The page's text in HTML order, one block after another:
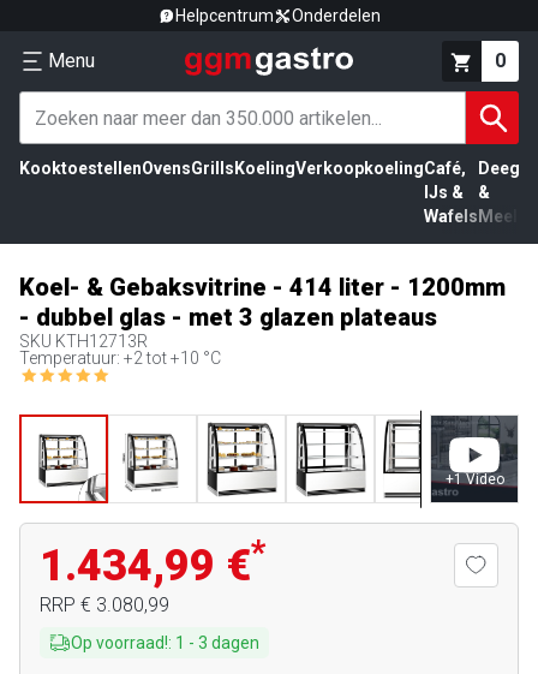
Helpcentrum Onderdelen
Menu 0
KooktoestellenOvensGrills KoelingVerkoopkoelingCafé,
IJs &
Wafels
Deeg
&
Meel
Koel- & Gebaksvitrine - 414 liter - 1200mm
- dubbel glas - met 3 glazen plateaus
SKU KTH12713R
Temperatuur: +2 tot +10 °C
+1 Video
1.434,99 €*
RRP € 3.080,99
Op voorraad!: 1 - 3 dagen